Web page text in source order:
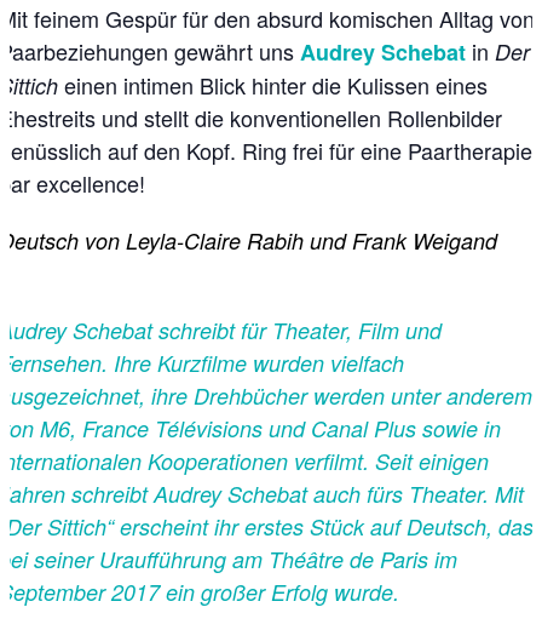
Mit feinem Gespür für den absurd komischen Alltag von
Paarbeziehungen gewährt uns Audrey Schebat in Der
Sittich einen intimen Blick hinter die Kulissen eines
Ehestreits und stellt die konventionellen Rollenbilder
genüsslich auf den Kopf. Ring frei für eine Paartherapie
par excellence!
Deutsch von Leyla-Claire Rabih und Frank Weigand
Audrey Schebat schreibt für Theater, Film und
Fernsehen. Ihre Kurzfilme wurden vielfach
ausgezeichnet, ihre Drehbücher werden unter anderem
von M6, France Télévisions und Canal Plus sowie in
internationalen Kooperationen verfilmt. Seit einigen
Jahren schreibt Audrey Schebat auch fürs Theater. Mit
„Der Sittich“ erscheint ihr erstes Stück auf Deutsch, das
bei seiner Uraufführung am Théâtre de Paris im
September 2017 ein großer Erfolg wurde.